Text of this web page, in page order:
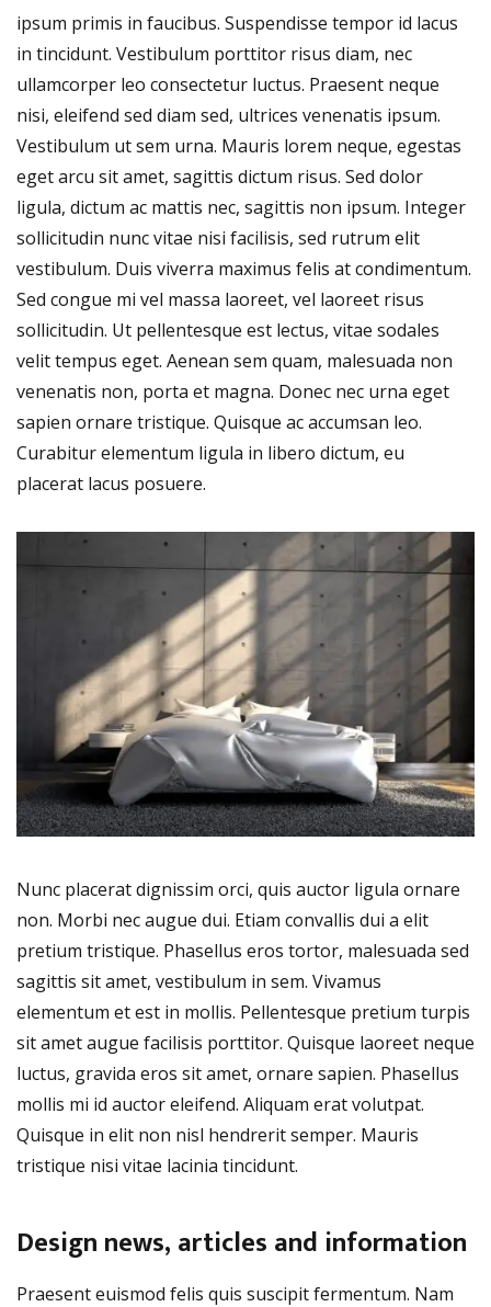
ipsum primis in faucibus. Suspendisse tempor id lacus
in tincidunt. Vestibulum porttitor risus diam, nec
ullamcorper leo consectetur luctus. Praesent neque
nisi, eleifend sed diam sed, ultrices venenatis ipsum.
Vestibulum ut sem urna. Mauris lorem neque, egestas
eget arcu sit amet, sagittis dictum risus. Sed dolor
ligula, dictum ac mattis nec, sagittis non ipsum. Integer
sollicitudin nunc vitae nisi facilisis, sed rutrum elit
vestibulum. Duis viverra maximus felis at condimentum.
Sed congue mi vel massa laoreet, vel laoreet risus
sollicitudin. Ut pellentesque est lectus, vitae sodales
velit tempus eget. Aenean sem quam, malesuada non
venenatis non, porta et magna. Donec nec urna eget
sapien ornare tristique. Quisque ac accumsan leo.
Curabitur elementum ligula in libero dictum, eu
placerat lacus posuere.
Nunc placerat dignissim orci, quis auctor ligula ornare
non. Morbi nec augue dui. Etiam convallis dui a elit
pretium tristique. Phasellus eros tortor, malesuada sed
sagittis sit amet, vestibulum in sem. Vivamus
elementum et est in mollis. Pellentesque pretium turpis
sit amet augue facilisis porttitor. Quisque laoreet neque
luctus, gravida eros sit amet, ornare sapien. Phasellus
mollis mi id auctor eleifend. Aliquam erat volutpat.
Quisque in elit non nisl hendrerit semper. Mauris
tristique nisi vitae lacinia tincidunt.
Design news, articles and information
Praesent euismod felis quis suscipit fermentum. Nam